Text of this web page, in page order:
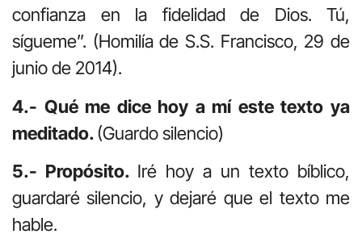
confianza en la fidelidad de Dios. Tú,
sígueme”. (Homilía de S.S. Francisco, 29 de
junio de 2014).
4.- Qué me dice hoy a mí este texto ya
meditado.(Guardo silencio)
5.- Propósito. Iré hoy a un texto bíblico,
guardaré silencio, y dejaré que el texto me
hable.